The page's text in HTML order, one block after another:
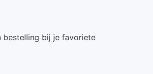
bestelling bij je favoriete